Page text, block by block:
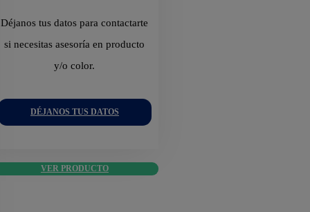
Déjanos tus datos para contactarte
si necesitas asesoría en producto
y/o color.
DÉJANOS TUS DATOS
VER PRODUCTO